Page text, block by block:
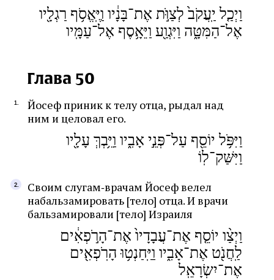
וַיְכַ֤ל יַֽעֲקֹב֙ לְצַוֹּ֣ת אֶת־בָּנָ֔יו וַיֶּֽאֱסֹ֥ף רַגְלָ֖יו
אֶל־הַמִּטָּ֑ה וַיִּגְוַ֖ע וַיֵּאָ֥סֶף אֶל־עַמָּֽיו
Глава 50
Йосеф приник к телу отца, рыдал над
ним и целовал его.
וַיִּפֹּ֥ל יוֹסֵ֖ף עַל־פְּנֵ֣י אָבִ֑יו וַיֵּ֥בְךְּ עָלָ֖יו
וַיִּשַּׁק־לֽוֹ
Своим слугам‑врачам Йосеф велел
набальзамировать [тело] отца. И врачи
бальзамировали [тело] Израиля
וַיְצַ֨ו יוֹסֵ֤ף אֶת־עֲבָדָיו֙ אֶת־הָרֹ֣פְאִ֔ים
לַֽחֲנֹ֖ט אֶת־אָבִ֑יו וַיַּֽחַנְט֥וּ הָרֹֽפְאִ֖ים
אֶת־יִשְׂרָאֵֽל